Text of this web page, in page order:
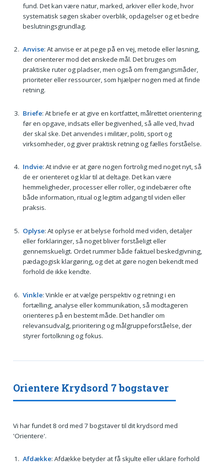
fund. Det kan være natur, marked, arkiver eller kode, hvor
systematisk søgen skaber overblik, opdagelser og et bedre
beslutningsgrundlag.
Anvise: At anvise er at pege på en vej, metode eller løsning,
der orienterer mod det ønskede mål. Det bruges om
praktiske ruter og pladser, men også om fremgangsmåder,
prioriteter eller ressourcer, som hjælper nogen med at finde
retning.
Briefe: At briefe er at give en kortfattet, målrettet orientering
før en opgave, indsats eller begivenhed, så alle ved, hvad
der skal ske. Det anvendes i militær, politi, sport og
virksomheder, og giver praktisk retning og fælles forståelse.
Indvie: At indvie er at gøre nogen fortrolig med noget nyt, så
de er orienteret og klar til at deltage. Det kan være
hemmeligheder, processer eller roller, og indebærer ofte
både information, ritual og legitim adgang til viden eller
praksis.
Oplyse: At oplyse er at belyse forhold med viden, detaljer
eller forklaringer, så noget bliver forståeligt eller
gennemskueligt. Ordet rummer både faktuel beskedgivning,
pædagogisk klargøring, og det at gøre nogen bekendt med
forhold de ikke kendte.
Vinkle: Vinkle er at vælge perspektiv og retning i en
fortælling, analyse eller kommunikation, så modtageren
orienteres på en bestemt måde. Det handler om
relevansudvalg, prioritering og målgruppeforståelse, der
styrer fortolkning og fokus.
Orientere Krydsord 7 bogstaver
Vi har fundet 8 ord med 7 bogstaver til dit krydsord med
'Orientere'.
Afdække: Afdække betyder at få skjulte eller uklare forhold